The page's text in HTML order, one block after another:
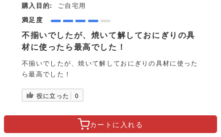
カートに 入れる
購入目的:
ご自宅用
満足度
不揃いでしたが、焼いて解しておにぎりの具
材に使ったら最高でした！
不揃いでしたが、焼いて解しておにぎりの具材に使った
ら最高でした！
役に立った 0